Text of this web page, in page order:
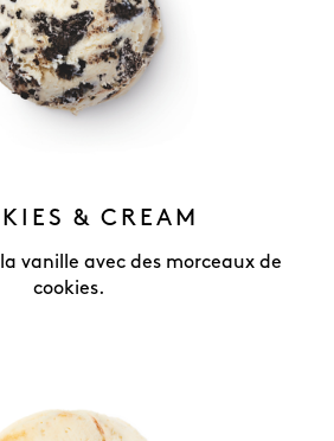
& CREAM
vanille avec des morceaux de
cookies.